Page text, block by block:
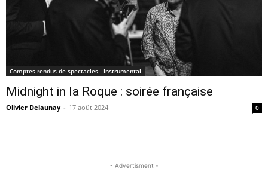
Comptes-rendus de spectacles - Instrumental
Midnight in la Roque : soirée française
Olivier Delaunay - 17 août 2024 0
- Advertisment -